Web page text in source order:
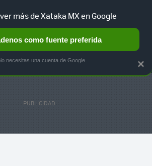
HOME AUTO TERRITORIO
×
más de Xataka MX en Google
como fuente preferida
necesitas una cuenta de Google